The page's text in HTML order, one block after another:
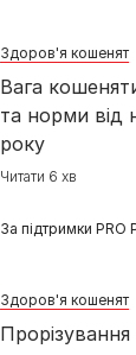
Здоров'я кошенят
Вага
та норми від
року
Читати 6 хв
За підтримки PRO
Здоров'я кошенят